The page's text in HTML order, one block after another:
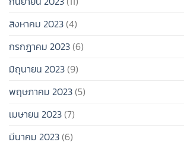
สิงหาคม 2023(4)
กรกฎาคม 2023(6)
มิถุนายน 2023(9)
พฤษภาคม 2023(5)
เมษายน 2023(7)
มีนาคม 2023(6)